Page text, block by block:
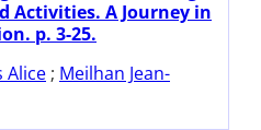
Activities. A Journey in
p. 3-25.
Alice ; Meilhan Jean-